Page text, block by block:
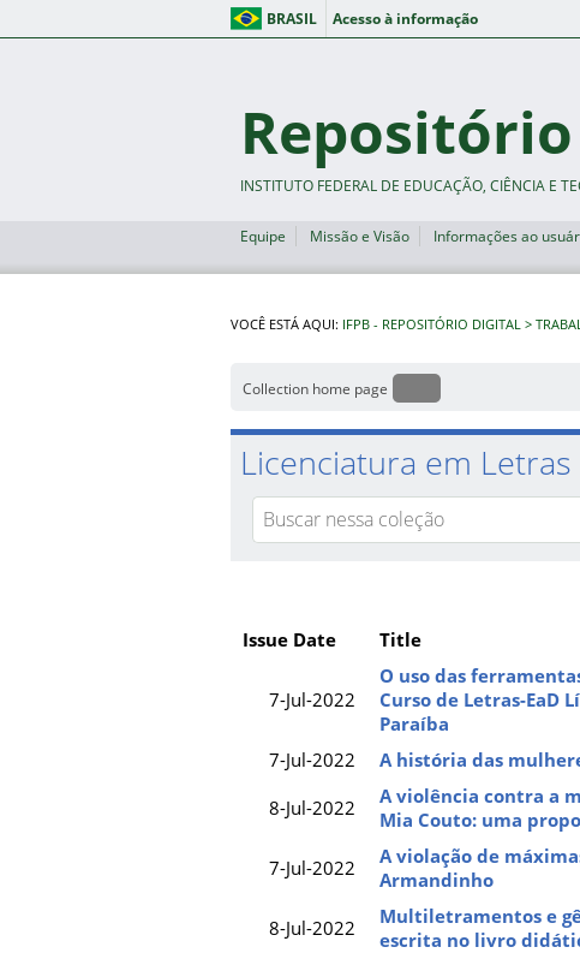
BRASIL Acesso à informação
INSTITUTO FEDERAL DE EDUCAÇÃO, CIÊNCIA E
Equipe Missão e Visão Informações ao
VOCÊ ESTÁ AQUI: IFPB - REPOSITÓRIO DIGITAL
Collection home page
Licenciatura em Letras
Issue Date Title
7-Jul-2022
O uso das
Curso de Letras-EaD
Paraíba
7-Jul-2022 A história das
8-Jul-2022
A violência contra a
Mia Couto: uma
7-Jul-2022
A violação de
Armandinho
8-Jul-2022
Multiletramentos e
escrita no livro